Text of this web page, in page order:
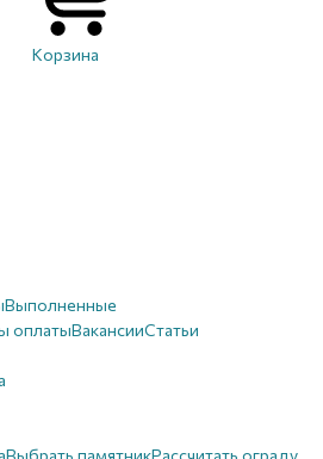
Корзина
Выполненные
оплатыВакансииСтатьи
Выбрать памятникРассчитать ограду